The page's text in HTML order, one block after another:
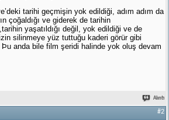
tarihi geçmişin yok edildiği, adım adım da
çoğaldığı ve giderek de tarihin
yaşatıldığı değil, yok edildiği ve de
silinmeye yüz tuttuğu kaderi görür gibi
anda bile film şeridi halinde yok oluş devam
Alıntı
#2